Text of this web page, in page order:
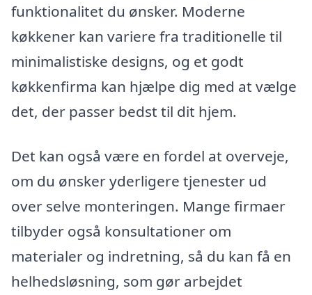
funktionalitet du ønsker. Moderne
køkkener kan variere fra traditionelle til
minimalistiske designs, og et godt
køkkenfirma kan hjælpe dig med at vælge
det, der passer bedst til dit hjem.
Det kan også være en fordel at overveje,
om du ønsker yderligere tjenester ud
over selve monteringen. Mange firmaer
tilbyder også konsultationer om
materialer og indretning, så du kan få en
helhedsløsning, som gør arbejdet